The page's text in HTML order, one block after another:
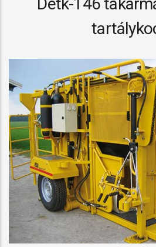
Detk-146